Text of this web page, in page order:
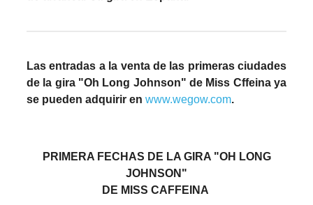
Las entradas a la venta de las primeras ciudades
de la gira "Oh Long Johnson" de Miss Cffeina ya
se pueden adquirir en www.wegow.com.
PRIMERA FECHAS DE LA GIRA "OH LONG
JOHNSON"
DE MISS CAFFEINA